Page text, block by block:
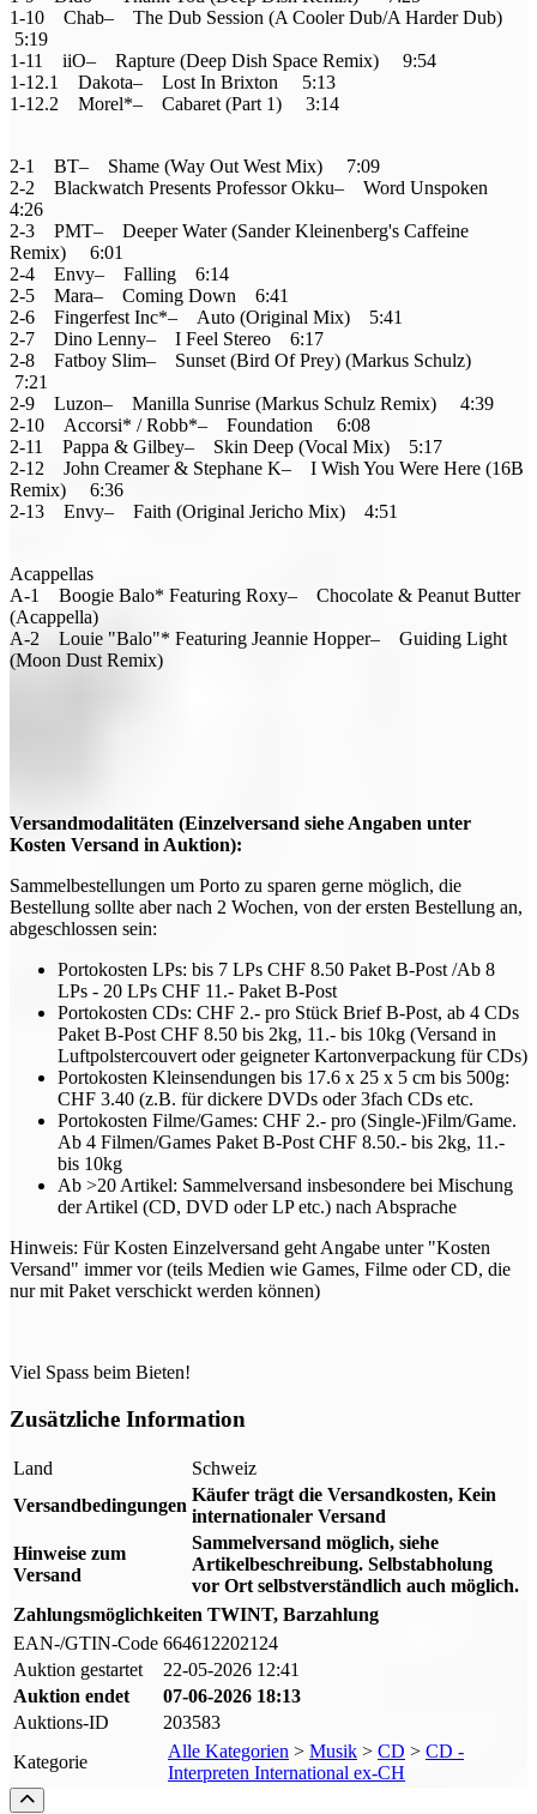
1-10 Chab– The Dub Session (A Cooler Dub/A Harder Dub)
5:19
1-11 iiO– Rapture (Deep Dish Space Remix) 9:54
1-12.1 Dakota– Lost In Brixton 5:13
1-12.2 Morel*– Cabaret (Part 1) 3:14
2-1 BT– Shame (Way Out West Mix) 7:09
2-2 Blackwatch Presents Professor Okku– Word Unspoken
4:26
2-3 PMT– Deeper Water (Sander Kleinenberg's Caffeine
Remix) 6:01
2-4 Envy– Falling 6:14
2-5 Mara– Coming Down 6:41
2-6 Fingerfest Inc*– Auto (Original Mix) 5:41
2-7 Dino Lenny– I Feel Stereo 6:17
2-8 Fatboy Slim– Sunset (Bird Of Prey) (Markus Schulz)
7:21
2-9 Luzon– Manilla Sunrise (Markus Schulz Remix) 4:39
2-10 Accorsi* / Robb*– Foundation 6:08
2-11 Pappa & Gilbey– Skin Deep (Vocal Mix) 5:17
2-12 John Creamer & Stephane K– I Wish You Were Here (16B
Remix) 6:36
2-13 Envy– Faith (Original Jericho Mix) 4:51
Acappellas
A-1 Boogie Balo* Featuring Roxy– Chocolate & Peanut Butter
(Acappella)
A-2 Louie "Balo"* Featuring Jeannie Hopper– Guiding Light
(Moon Dust Remix)
Versandmodalitäten (Einzelversand siehe Angaben unter
Kosten Versand in Auktion):
Sammelbestellungen um Porto zu sparen gerne möglich, die
Bestellung sollte aber nach 2 Wochen, von der ersten Bestellung an,
abgeschlossen sein:
Portokosten LPs: bis 7 LPs CHF 8.50 Paket B-Post /Ab 8
LPs - 20 LPs CHF 11.- Paket B-Post
Portokosten CDs: CHF 2.- pro Stück Brief B-Post, ab 4 CDs
Paket B-Post CHF 8.50 bis 2kg, 11.- bis 10kg (Versand in
Luftpolstercouvert oder geigneter Kartonverpackung für CDs)
Portokosten Kleinsendungen bis 17.6 x 25 x 5 cm bis 500g:
CHF 3.40 (z.B. für dickere DVDs oder 3fach CDs etc.
Portokosten Filme/Games: CHF 2.- pro (Single-)Film/Game.
Ab 4 Filmen/Games Paket B-Post CHF 8.50.- bis 2kg, 11.-
bis 10kg
Ab >20 Artikel: Sammelversand insbesondere bei Mischung
der Artikel (CD, DVD oder LP etc.) nach Absprache
Hinweis: Für Kosten Einzelversand geht Angabe unter "Kosten
Versand" immer vor (teils Medien wie Games, Filme oder CD, die
nur mit Paket verschickt werden können)
Viel Spass beim Bieten!
Zusätzliche Information
Land
Schweiz
Versandbedingungen
Käufer trägt die Versandkosten, Kein
internationaler Versand
Hinweise zum
Versand
Sammelversand möglich, siehe
Artikelbeschreibung. Selbstabholung
vor Ort selbstverständlich auch möglich.
Zahlungsmöglichkeiten TWINT, Barzahlung
EAN-/GTIN-Code 664612202124
Auktion gestartet
22-05-2026 12:41
Auktion endet
07-06-2026 18:13
Auktions-ID
203583
Kategorie
Alle Kategorien > Musik > CD > CD -
Interpreten International ex-CH